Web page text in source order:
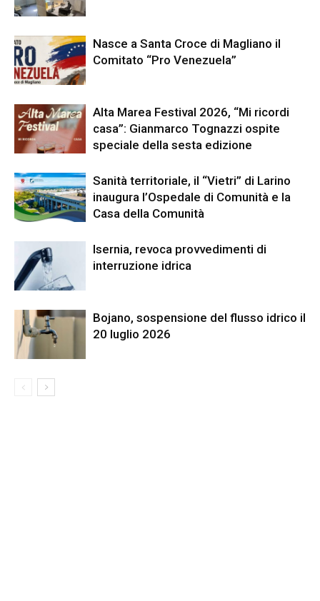
Nasce a Santa Croce di Magliano il
Comitato “Pro Venezuela”
Alta Marea Festival 2026, “Mi ricordi
casa”: Gianmarco Tognazzi ospite
speciale della sesta edizione
Sanità territoriale, il “Vietri” di Larino
inaugura l’Ospedale di Comunità e la
Casa della Comunità
Isernia, revoca provvedimenti di
interruzione idrica
Bojano, sospensione del flusso idrico il
20 luglio 2026